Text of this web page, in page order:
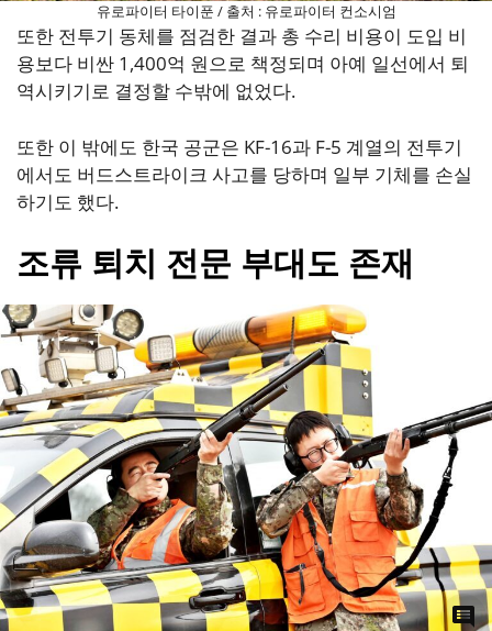
유로파이터 타이푼 / 출처 : 유로파이터 컨소시엄
또한 전투기 동체를 점검한 결과 총 수리 비용이 도입 비
용보다 비싼 1,400억 원으로 책정되며 아예 일선에서 퇴
역시키기로 결정할 수밖에 없었다.
또한 이 밖에도 한국 공군은 KF-16과 F-5 계열의 전투기
에서도 버드스트라이크 사고를 당하며 일부 기체를 손실
하기도 했다.
조류 퇴치 전문 부대도 존재